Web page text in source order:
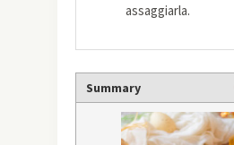
assaggiarla.
Summary